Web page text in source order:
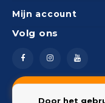
Mijn account
Volg ons
Door het